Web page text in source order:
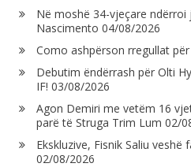
Në moshë 34-vjeçare ndërroi
Nascimento 04/08/2026
Como ashpërson rregullat
Debutim ëndërrash për Olti
IF! 03/08/2026
Agon Demiri me vetëm 16
parë të Struga Trim Lum 02/
Ekskluzive, Fisnik Saliu veshë
02/08/2026